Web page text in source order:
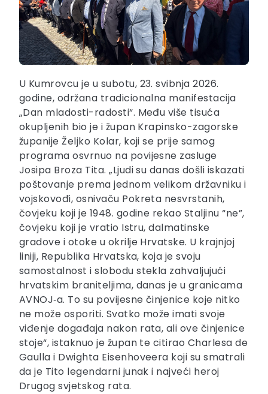
U Kumrovcu je u subotu, 23. svibnja 2026.
godine, održana tradicionalna manifestacija
„Dan mladosti-radosti“. Među više tisuća
okupljenih bio je i župan Krapinsko-zagorske
županije Željko Kolar, koji se prije samog
programa osvrnuo na povijesne zasluge
Josipa Broza Tita. „Ljudi su danas došli iskazati
poštovanje prema jednom velikom državniku i
vojskovođi, osnivaču Pokreta nesvrstanih,
čovjeku koji je 1948. godine rekao Staljinu “ne”,
čovjeku koji je vratio Istru, dalmatinske
gradove i otoke u okrilje Hrvatske. U krajnjoj
liniji, Republika Hrvatska, koja je svoju
samostalnost i slobodu stekla zahvaljujući
hrvatskim braniteljima, danas je u granicama
AVNOJ‑a. To su povijesne činjenice koje nitko
ne može osporiti. Svatko može imati svoje
viđenje događaja nakon rata, ali ove činjenice
stoje“, istaknuo je župan te citirao Charlesa de
Gaulla i Dwighta Eisenhoveera koji su smatrali
da je Tito legendarni junak i najveći heroj
Drugog svjetskog rata.